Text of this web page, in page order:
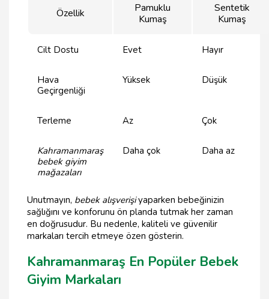
Özellik
Pamuklu
Kumaş
Sentetik
Kumaş
Cilt Dostu Evet Hayır
Hava
Geçirgenliği
Yüksek Düşük
Terleme Az Çok
Kahramanmaraş
bebek giyim
mağazaları
Daha çok Daha az
Unutmayın, bebek alışverişiyaparken bebeğinizin
sağlığını ve konforunu ön planda tutmak her zaman
en doğrusudur. Bu nedenle, kaliteli ve güvenilir
markaları tercih etmeye özen gösterin.
Kahramanmaraş En Popüler Bebek
Giyim Markaları